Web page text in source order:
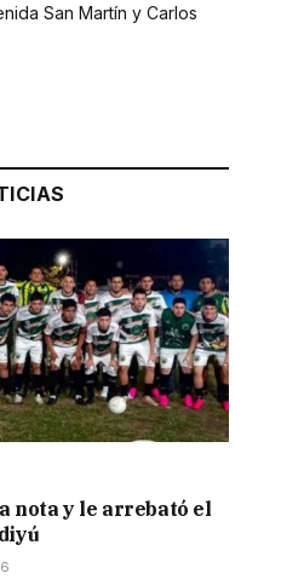
San Martín y Carlos
nota y le arrebató el